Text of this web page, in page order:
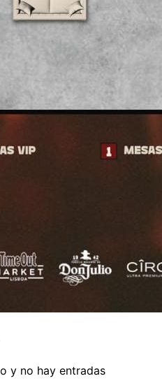
y no hay entradas